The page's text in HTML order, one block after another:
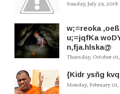
Sunday, July 29, 2018
w;=reoka
u;=jqfKa
n,fja.hlska@
Thursday, October
{Kidr ysñg
Monday, February